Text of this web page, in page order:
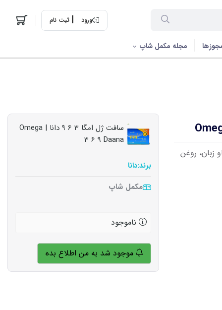
ورود ثبت نام
مجله مکمل شاپ
گل گاو زبان، روغن
سافت ژل امگا 3 6 9 دانا | Omega
3 6 9 Daana
برند:دانا
مکمل شاپ
ناموجود
موجود شد به من اطلاع بده